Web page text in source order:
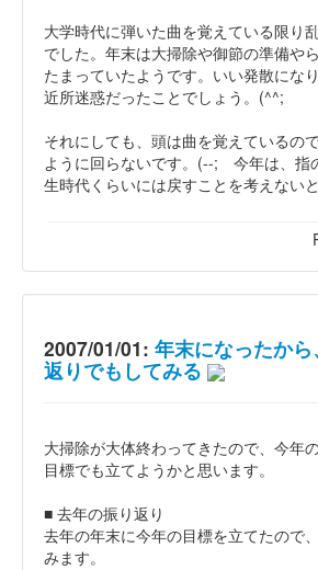
大学時代に弾いた曲を覚えている限り
でした。年末は大掃除や御節の準備や
たまっていたようです。いい発散にな
近所迷惑だったことでしょう。(^^;
それにしても、頭は曲を覚えているの
ように回らないです。(--; 今年は、指
生時代くらいには戻すことを考えない
2007/01/01: 年末になったから
返りでもしてみる
大掃除が大体終わってきたので、今年
目標でも立てようかと思います。
■ 去年の振り返り
去年の年末に今年の目標を立てたので
みます。